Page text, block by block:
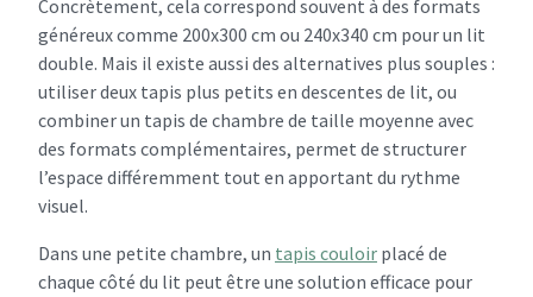
Concrètement, cela correspond souvent à des formats
généreux comme 200x300 cm ou 240x340 cm pour un lit
double. Mais il existe aussi des alternatives plus souples :
utiliser deux tapis plus petits en descentes de lit, ou
combiner un tapis de chambre de taille moyenne avec
des formats complémentaires, permet de structurer
l’espace différemment tout en apportant du rythme
visuel.
Dans une petite chambre, un tapis couloir placé de
chaque côté du lit peut être une solution efficace pour